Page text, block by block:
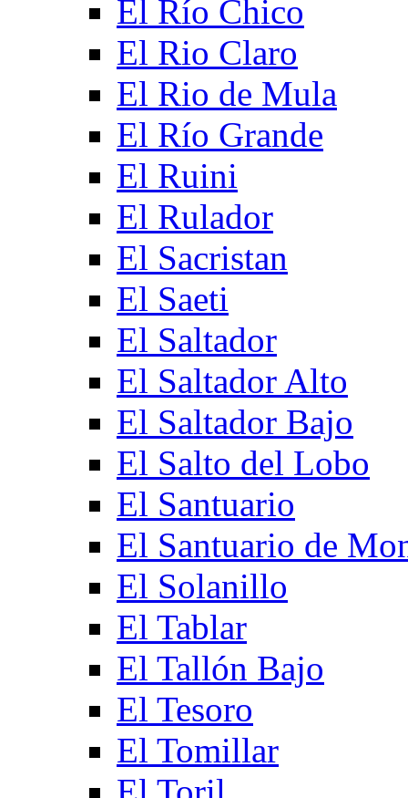
El Río Chico
El Rio Claro
El Rio de Mula
El Río Grande
El Ruini
El Rulador
El Sacristan
El Saeti
El Saltador
El Saltador Alto
El Saltador Bajo
El Salto del Lobo
El Santuario
El Santuario de
El Solanillo
El Tablar
El Tallón Bajo
El Tesoro
El Tomillar